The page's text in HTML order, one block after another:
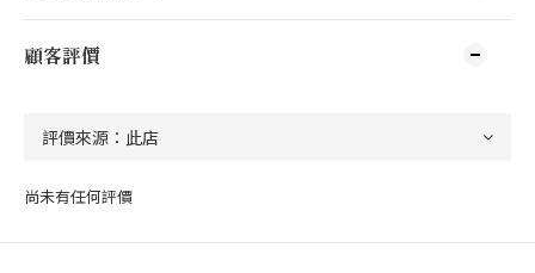
顧客評價
尚未有任何評價